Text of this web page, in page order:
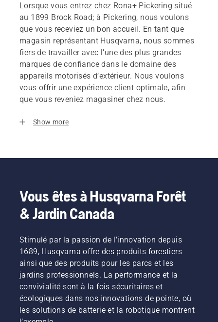
Lorsque vous entrez chez Rona+ Pickering situé
au 1899 Brock Road; à Pickering, nous voulons
que vous receviez un bon accueil. En tant que
magasin représentant Husqvarna, nous sommes
fiers de travailler avec l’une des plus grandes
marques de confiance dans le domaine des
appareils motorisés d’extérieur. Nous voulons
vous offrir une expérience client optimale, afin
que vous reveniez magasiner chez nous.
Show more
Vous êtes à Husqvarna Forêt
& Jardin Canada
Stimulé par la passion de l’innovation depuis
1689, Husqvarna offre des produits forestiers
ainsi que des produits pour les parcs et les
jardins professionnels. La performance et la
convivialité sont à la fois sécuritaires et
écologiques dans nos innovations de pointe, où
les solutions de batterie et la robotique montrent